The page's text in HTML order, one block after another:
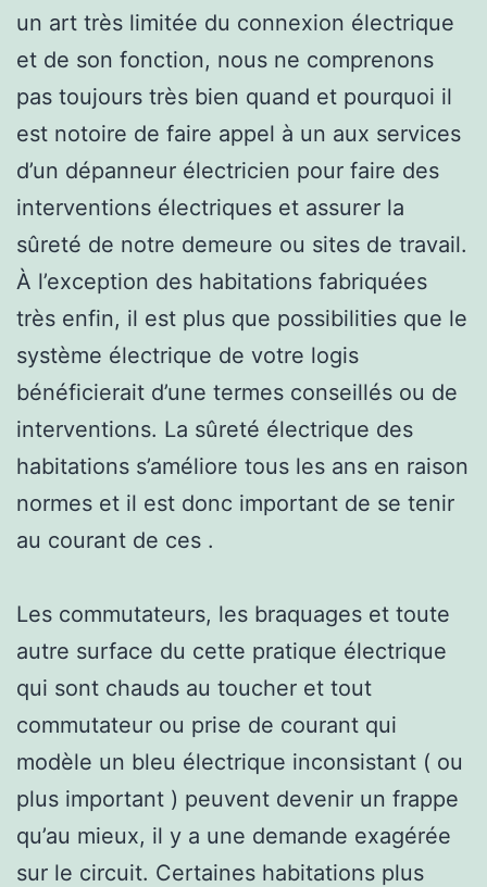
un art très limitée du connexion électrique
et de son fonction, nous ne comprenons
pas toujours très bien quand et pourquoi il
est notoire de faire appel à un aux services
d’un dépanneur électricien pour faire des
interventions électriques et assurer la
sûreté de notre demeure ou sites de travail.
À l’exception des habitations fabriquées
très enfin, il est plus que possibilities que le
système électrique de votre logis
bénéficierait d’une termes conseillés ou de
interventions. La sûreté électrique des
habitations s’améliore tous les ans en raison
normes et il est donc important de se tenir
au courant de ces .
Les commutateurs, les braquages et toute
autre surface du cette pratique électrique
qui sont chauds au toucher et tout
commutateur ou prise de courant qui
modèle un bleu électrique inconsistant ( ou
plus important ) peuvent devenir un frappe
qu’au mieux, il y a une demande exagérée
sur le circuit. Certaines habitations plus